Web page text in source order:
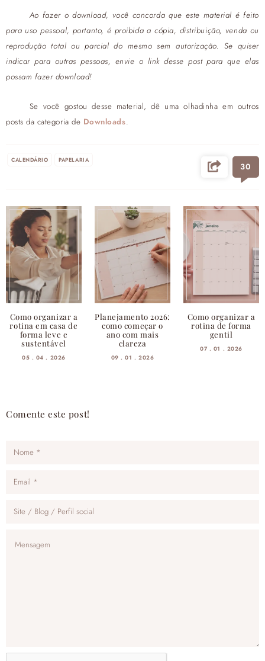
Ao fazer o download, você concorda que este material é feito
para uso pessoal, portanto, é proibida a cópia, distribuição, venda ou
reprodução total ou parcial do mesmo sem autorização. Se quiser
indicar para outras pessoas, envie o link desse post para que elas
possam fazer download!
Se você gostou desse material, dê uma olhadinha em outros
posts da categoria de Downloads.
CALENDÁRIO PAPELARIA
30
Como organizar a
rotina em casa de
forma leve e
sustentável
05 . 04 . 2026
Planejamento 2026:
como começar o
ano com mais
clareza
09 . 01 . 2026
Como organizar a
rotina de forma
gentil
07 . 01 . 2026
Comente este post!